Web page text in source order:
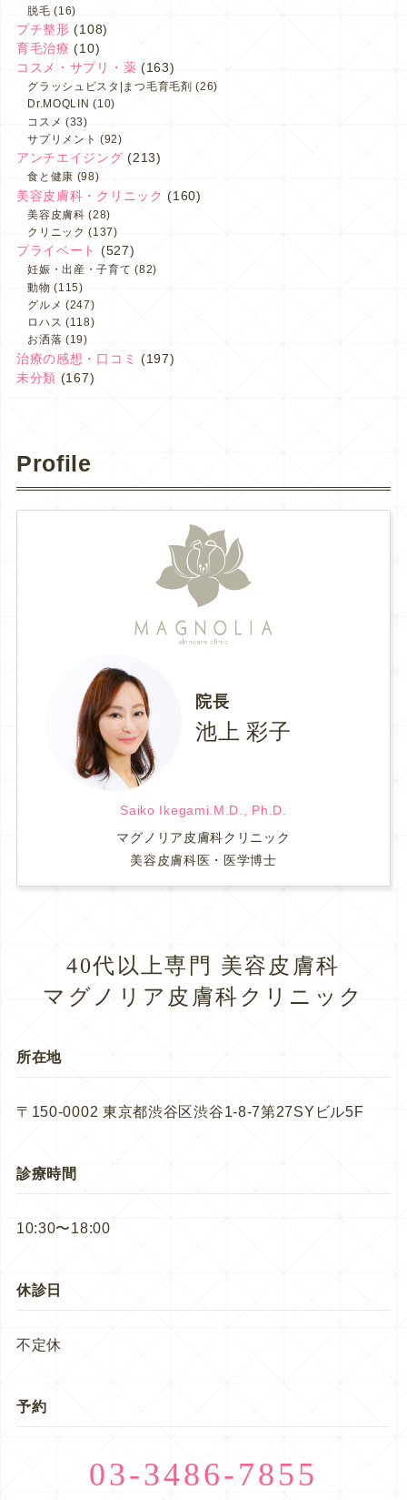
脱毛 (16)
プチ整形 (108)
育毛治療 (10)
コスメ・サプリ・薬 (163)
グラッシュビスタ|まつ毛育毛剤 (26)
Dr.MOQLIN (10)
コスメ (33)
サプリメント (92)
アンチエイジング (213)
食と健康 (98)
美容皮膚科・クリニック (160)
美容皮膚科 (28)
クリニック (137)
プライベート (527)
妊娠・出産・子育て (82)
動物 (115)
グルメ (247)
ロハス (118)
お洒落 (19)
治療の感想・口コミ
(197)
未分類 (167)
Profile
院長
池上 彩子
Saiko Ikegami.M.D., Ph.D.
マグノリア皮膚科クリニック
美容皮膚科医・医学博士
40代以上専門 美容皮膚科
マグノリア皮膚科クリニック
所在地
〒150-0002 東京都渋谷区渋谷1-8-7第27SYビル5F
診療時間
10:30〜18:00
休診日
不定休
予約
03-3486-7855